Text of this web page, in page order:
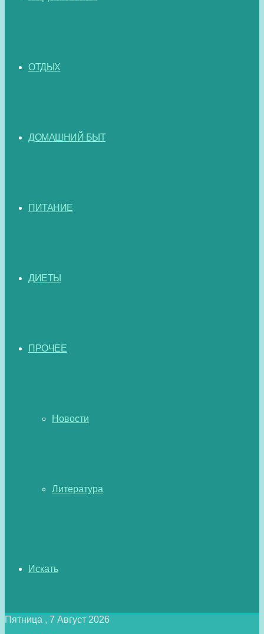
ОТДЫХ
ДОМАШНИЙ БЫТ
ПИТАНИЕ
ДИЕТЫ
ПРОЧЕЕ
Новости
Литература
Искать
Пятница , 7 Август 2026